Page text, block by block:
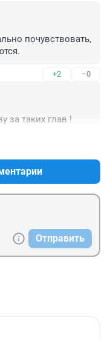
почувствовать,
+2 –0
за таких глав !
Отправить